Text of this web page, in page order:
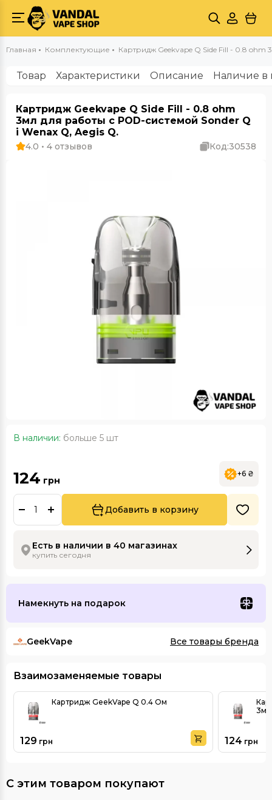
Главная Комплектующие Картридж Geekvape Q Side Fill - 0.8 ohm
Товар Характеристики Описание Наличие в
Картридж Geekvape Q Side Fill - 0.8 ohm
3мл для работы с POD-системой Sonder Q
і Wenax Q, Aegis Q.
4.0 • 4 отзывов Код:30538
В наличии: больше 5 шт
124 грн
+6 ₴
Добавить в корзину
Есть в наличии в 40 магазинах
купить сегодня
Намекнуть на подарок
GeekVape Все товары бренда
Взаимозаменяемые товары
Картридж GeekVape Q 0.4 Ом
129 грн
3мл
124 грн
С этим товаром покупают